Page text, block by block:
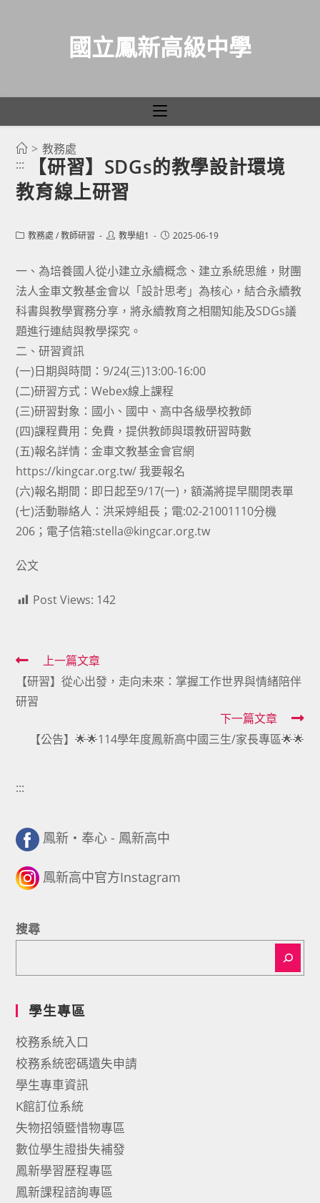
國立鳳新高級中學
> 教務處
:::
【研習】SDGs的教學設計環境
教育線上研習
Post教務處 / 教師研習
Post教學組1
Post2025-06-19
一、為培養國人從小建立永續概念、建立系統思維，財團
法人金車文教基金會以「設計思考」為核心，結合永續教
科書與教學實務分享，將永續教育之相關知能及SDGs議
題進行連結與教學探究。
二、研習資訊
(一)日期與時間：9/24(三)13:00-16:00
(二)研習方式：Webex線上課程
(三)研習對象：國小、國中、高中各級學校教師
(四)課程費用：免費，提供教師與環教研習時數
(五)報名詳情：金車文教基金會官網
https://kingcar.org.tw/ 我要報名
(六)報名期間：即日起至9/17(一)，額滿將提早關閉表單
(七)活動聯絡人：洪采婷組長；電:02-21001110分機
206；電子信箱:stella@kingcar.org.tw
公文
Post Views: 142
Read
more
articles
上一篇文章
【研習】從心出發，走向未來：掌握工作世界與情緒陪伴
研習
下一篇文章
【公告】🌟🌟114學年度鳳新高中國三生/家長專區🌟🌟
:::
鳳新・奉心 - 鳳新高中
鳳新高中官方Instagram
搜尋
學生專區
校務系統入口
校務系統密碼遺失申請
學生專車資訊
K館訂位系統
失物招領暨惜物專區
數位學生證掛失補發
鳳新學習歷程專區
鳳新課程諮詢專區